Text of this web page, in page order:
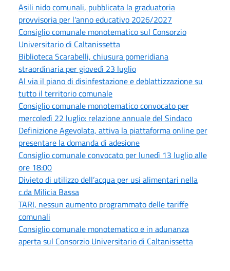
Asili nido comunali, pubblicata la graduatoria
provvisoria per l'anno educativo 2026/2027
Consiglio comunale monotematico sul Consorzio
Universitario di Caltanissetta
Biblioteca Scarabelli, chiusura pomeridiana
straordinaria per giovedì 23 luglio
Al via il piano di disinfestazione e deblattizzazione su
tutto il territorio comunale
Consiglio comunale monotematico convocato per
mercoledì 22 luglio: relazione annuale del Sindaco
Definizione Agevolata, attiva la piattaforma online per
presentare la domanda di adesione
Consiglio comunale convocato per lunedì 13 luglio alle
ore 18:00
Divieto di utilizzo dell’acqua per usi alimentari nella
c.da Milicia Bassa
TARI, nessun aumento programmato delle tariffe
comunali
Consiglio comunale monotematico e in adunanza
aperta sul Consorzio Universitario di Caltanissetta